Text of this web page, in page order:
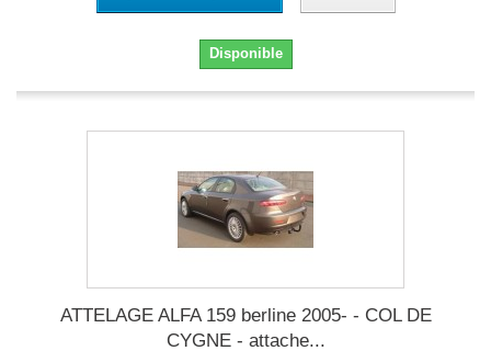
Disponible
ATTELAGE ALFA 159 berline 2005- - COL DE
CYGNE - attache...